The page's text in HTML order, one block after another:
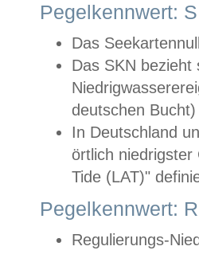
Pegelkennwert:
Das
Das SKN
deutschen
In Deutschland
örtlich
Tide (LAT)"
Pegelkennwert:
Regulierungs-